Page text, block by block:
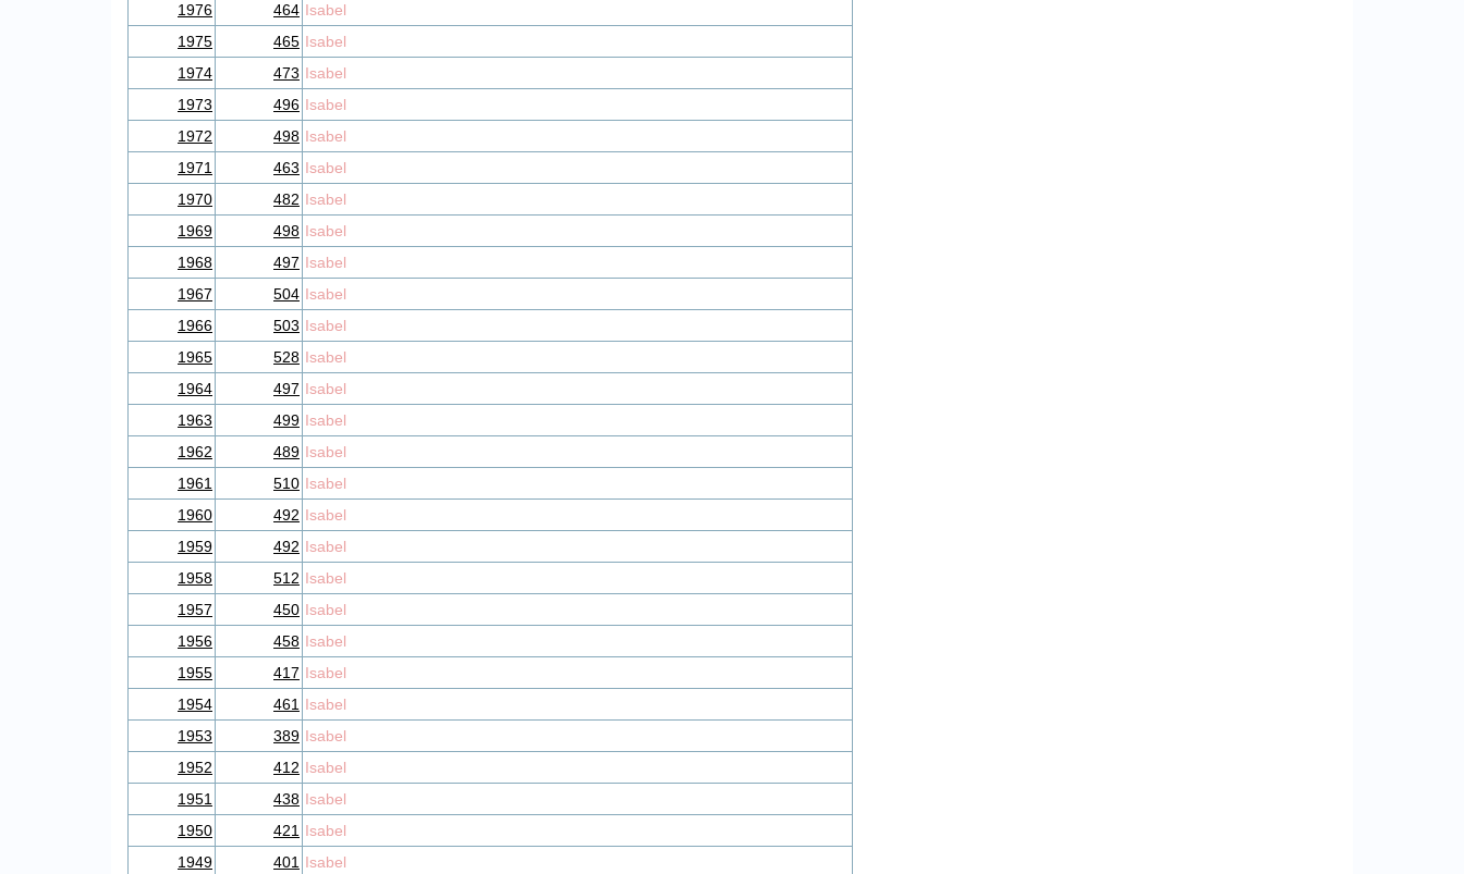
1976
464 Isabel
1975
465 Isabel
1974
473 Isabel
1973
496 Isabel
1972
498 Isabel
1971
463 Isabel
1970
482 Isabel
1969
498 Isabel
1968
497 Isabel
1967
504 Isabel
1966
503 Isabel
1965
528 Isabel
1964
497 Isabel
1963
499 Isabel
1962
489 Isabel
1961
510 Isabel
1960
492 Isabel
1959
492 Isabel
1958
512 Isabel
1957
450 Isabel
1956
458 Isabel
1955
417 Isabel
1954
461 Isabel
1953
389 Isabel
1952
412 Isabel
1951
438 Isabel
1950
421 Isabel
1949
401 Isabel